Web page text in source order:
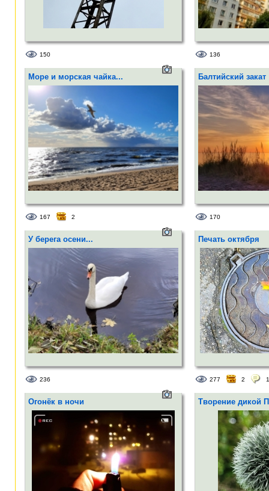
150 136
Море и морская чайка...
167 2
Балтийский закат
170
У берега осени...
236
Печать октября
277 2 1
Огонёк в ночи Творение дикой